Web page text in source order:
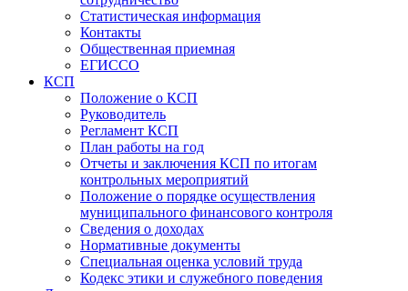
Статистическая информация
Контакты
Общественная приемная
ЕГИССО
КСП
Положение о КСП
Руководитель
Регламент КСП
План работы на год
Отчеты и заключения КСП по итогам
контрольных мероприятий
Положение о порядке осуществления
муниципального финансового контроля
Сведения о доходах
Нормативные документы
Специальная оценка условий труда
Кодекс этики и служебного поведения